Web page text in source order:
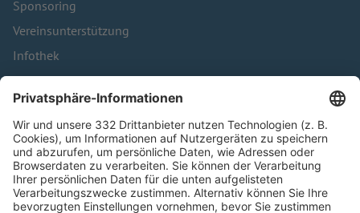
Sponsoring
Vereinsunterstützung
Infothek
Kontakt
HÄUFIG BESUCHTE SEITEN
Pässe und Vereinswechsel
Trainerausbildung
Schulungsangebot Vereinsmitarbeiter